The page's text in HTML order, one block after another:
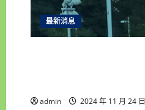
最新消息
admin 2024 年 11 月 24 日